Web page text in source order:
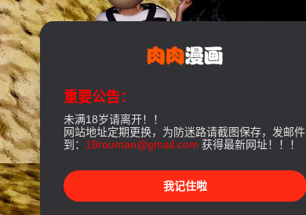
重要公告：
未满18岁请离开！！
网站地址定期更换，为防迷路请截图保存，发邮件
到： 18rouman@gmail.com 获得最新网址！！！
我记住啦